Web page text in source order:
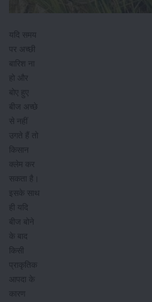
यदि समय
पर अच्छी
बारिश ना
हो और
बोए हुए
बीज अच्छे
से नहीं
उगते हैं तो
किसान
क्लेम कर
सकता है।
इसके साथ
ही यदि
बीज बोने
के बाद
किसी
प्राकृतिक
आपदा के
कारण